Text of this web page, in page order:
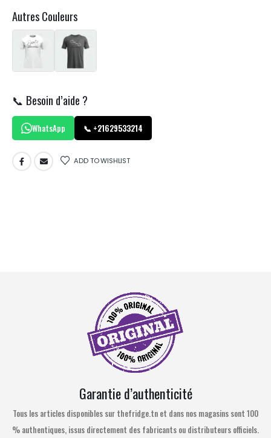
Autres Couleurs
📞 Besoin d’aide ?
WhatsApp 📞 +21629533214
ADD TO WISHLIST
Garantie d’authenticité
Tous les articles disponibles sur thefridge.tn et dans nos magasins sont 100
% authentiques, issus directement des fabricants ou distributeurs officiels.